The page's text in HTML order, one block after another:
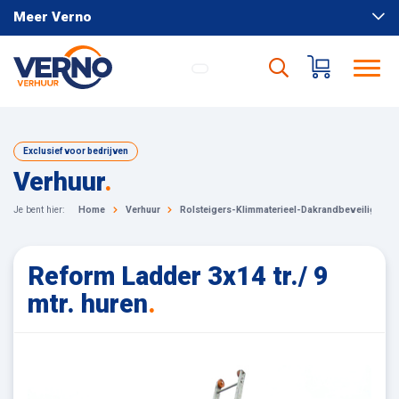
Meer Verno
Exclusief voor bedrijven
Verhuur.
Je bent hier: Home Verhuur Rolsteigers-Klimmaterieel-Dakrandbeveiliging
Reform Ladder 3x14 tr./ 9
mtr. huren.